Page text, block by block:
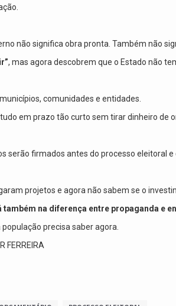
não significa obra pronta. Também não
, mas agora descobrem que o Estado não
comunidades e entidades.
em prazo tão curto sem tirar dinheiro de
serão firmados antes do processo eleitoral e
projetos e agora não sabem se o
também na diferença entre propaganda e
precisa saber agora.